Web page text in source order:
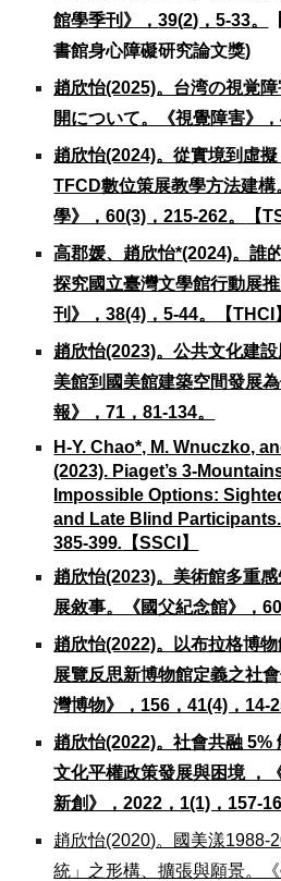
館學季刊》，39(2)，5-33。
書館身心障礙研究論文獎)
趙欣怡(2025)。台湾の視覚
開について。《視覺障害》，
趙欣怡(2024)。從實境到虛
TFCD數位策展教學方法建
學》，60(3)，215-262。
【
高郡媛、趙欣怡*(2024)。誰
探究國立臺灣文學館行動展
刊》，38(4)，5-44。
【THCI
趙欣怡(2023)。公共文化建
美館到國美館建築空間發展
報》，71，81-134。
H-Y. Chao*, M. Wnuczko,
(2023). Piaget’s 3-
Impossible Options:
and Late Blind
385-399. 【SSCI 】
趙欣怡(2023)。美術館多重
展敘事。《國父紀念館》，60
趙欣怡(2022)。以布拉格博
展覽反思新博物館定義之社
灣博物》，156，41(4)，14-
趙欣怡(2022)。社會共融 5%
文化平權政策發展與困境 ，
新創》，2022，1(1)，157-
趙欣怡(2020)。國美漾1988-
統」之形構、擴張與願景。